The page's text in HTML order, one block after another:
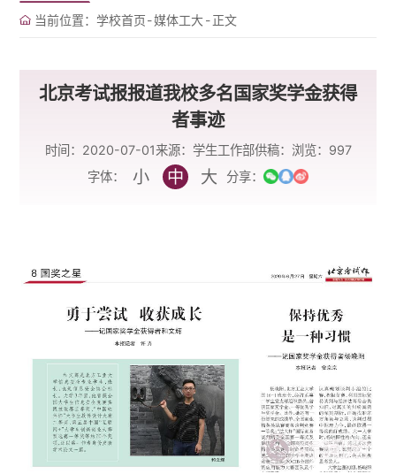
当前位置： 学校首页-媒体工大-正文
北京考试报报道我校多名国家奖学金获得
者事迹
时间：2020-07-01来源：学生工作部供稿： 浏览： 997
字体：
小 中 大 分享：